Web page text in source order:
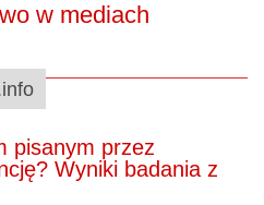
w mediach
pisanym przez
Wyniki badania z